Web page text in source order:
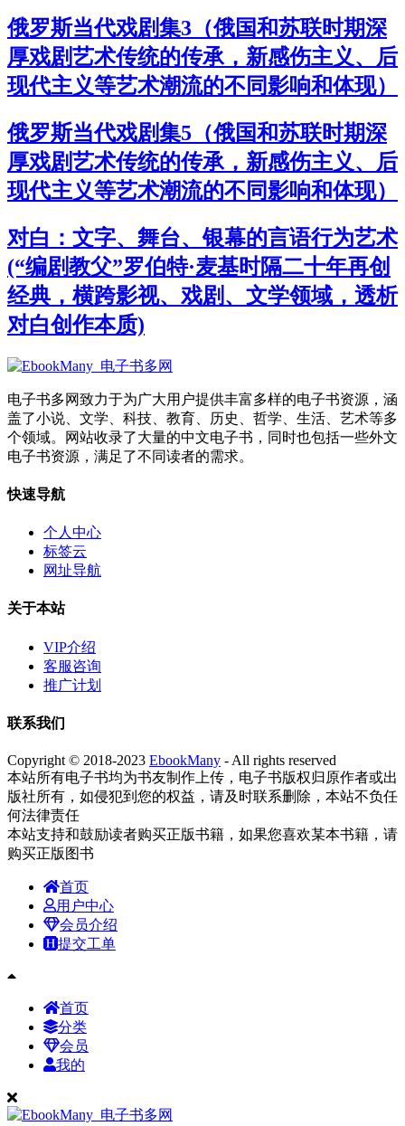
俄罗斯当代戏剧集3（俄国和苏联时期深
厚戏剧艺术传统的传承，新感伤主义、后
现代主义等艺术潮流的不同影响和体现）
俄罗斯当代戏剧集5（俄国和苏联时期深
厚戏剧艺术传统的传承，新感伤主义、后
现代主义等艺术潮流的不同影响和体现）
对白：文字、舞台、银幕的言语行为艺术
(“编剧教父”罗伯特·麦基时隔二十年再创
经典，横跨影视、戏剧、文学领域，透析
对白创作本质)
电子书多网致力于为广大用户提供丰富多样的电子书资源，涵
盖了小说、文学、科技、教育、历史、哲学、生活、艺术等多
个领域。网站收录了大量的中文电子书，同时也包括一些外文
电子书资源，满足了不同读者的需求。
快速导航
个人中心
标签云
网址导航
关于本站
VIP介绍
客服咨询
推广计划
联系我们
Copyright © 2018-2023 EbookMany - All rights reserved
本站所有电子书均为书友制作上传，电子书版权归原作者或出
版社所有，如侵犯到您的权益，请及时联系删除，本站不负任
何法律责任
本站支持和鼓励读者购买正版书籍，如果您喜欢某本书籍，请
购买正版图书
首页
用户中心
会员介绍
提交工单
首页
分类
会员
我的